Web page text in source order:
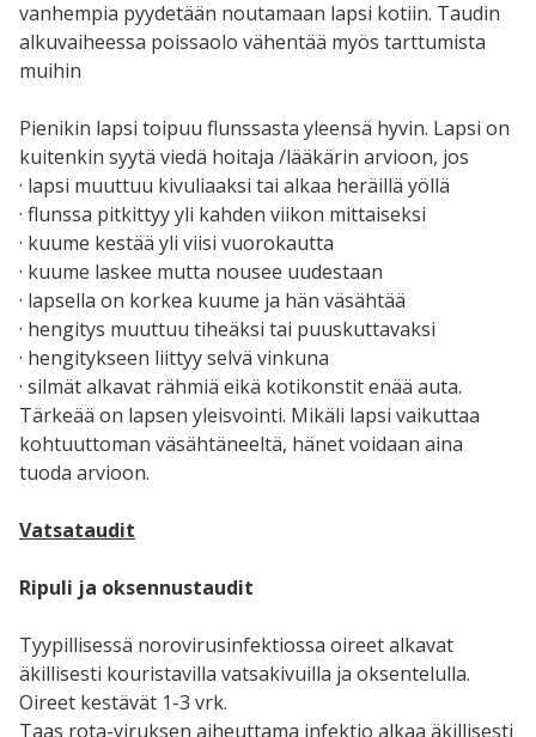
vanhempia pyydetään noutamaan lapsi kotiin. Taudin
alkuvaiheessa poissaolo vähentää myös tarttumista
muihin
Pienikin lapsi toipuu flunssasta yleensä hyvin. Lapsi on
kuitenkin syytä viedä hoitaja /lääkärin arvioon, jos
· lapsi muuttuu kivuliaaksi tai alkaa heräillä yöllä
· flunssa pitkittyy yli kahden viikon mittaiseksi
· kuume kestää yli viisi vuorokautta
· kuume laskee mutta nousee uudestaan
· lapsella on korkea kuume ja hän väsähtää
· hengitys muuttuu tiheäksi tai puuskuttavaksi
· hengitykseen liittyy selvä vinkuna
· silmät alkavat rähmiä eikä kotikonstit enää auta.
Tärkeää on lapsen yleisvointi. Mikäli lapsi vaikuttaa
kohtuuttoman väsähtäneeltä, hänet voidaan aina
tuoda arvioon.
Vatsataudit
Ripuli ja oksennustaudit
Tyypillisessä norovirusinfektiossa oireet alkavat
äkillisesti kouristavilla vatsakivuilla ja oksentelulla.
Oireet kestävät 1-3 vrk.
Taas rota-viruksen aiheuttama infektio alkaa äkillisesti